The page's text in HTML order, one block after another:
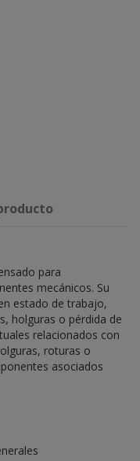
para
mecánicos. Su
estado de trabajo,
holguras o pérdida de
relacionados con
roturas o
asociados